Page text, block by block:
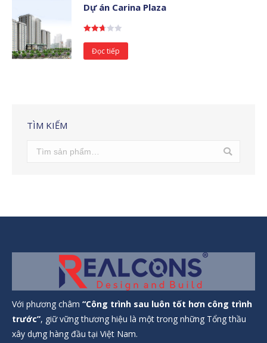
Dự án Carina Plaza
xếp
hạng
2.675
Đọc tiếp
TÌM KIẾM
Với phương châm “Công trình sau luôn tốt hơn công trình
trước”, giữ vững thương hiệu là một trong những Tổng thầu
xây dựng hàng đầu tại Việt Nam.